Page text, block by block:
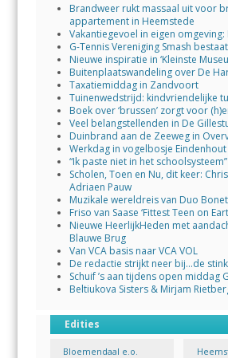
Brandweer rukt massaal uit voor
appartement in Heemstede
Vakantiegevoel in eigen
G-Tennis Vereniging Smash
Nieuwe inspiratie in ‘Kleinste
Buitenplaatswandeling over De
Taxatiemiddag in Zandvoort
Tuinenwedstrijd: kindvriendelijke
Boek over ‘brussen’ zorgt voor
Veel belangstellenden in De
Duinbrand aan de Zeeweg in
Werkdag in vogelbosje Eindenhout
“Ik paste niet in het schoolsysteem”
Scholen, Toen en Nu, dit keer:
Adriaen Pauw
Muzikale wereldreis van Duo
Friso van Saase ‘Fittest Teen on
Nieuwe HeerlijkHeden met
Blauwe Brug
Van VCA basis naar VCA VOL
De redactie strijkt neer bij…de
Schuif ’s aan tijdens open middag
Beltiukova Sisters & Mirjam
Edities
Bloemendaal e.o.